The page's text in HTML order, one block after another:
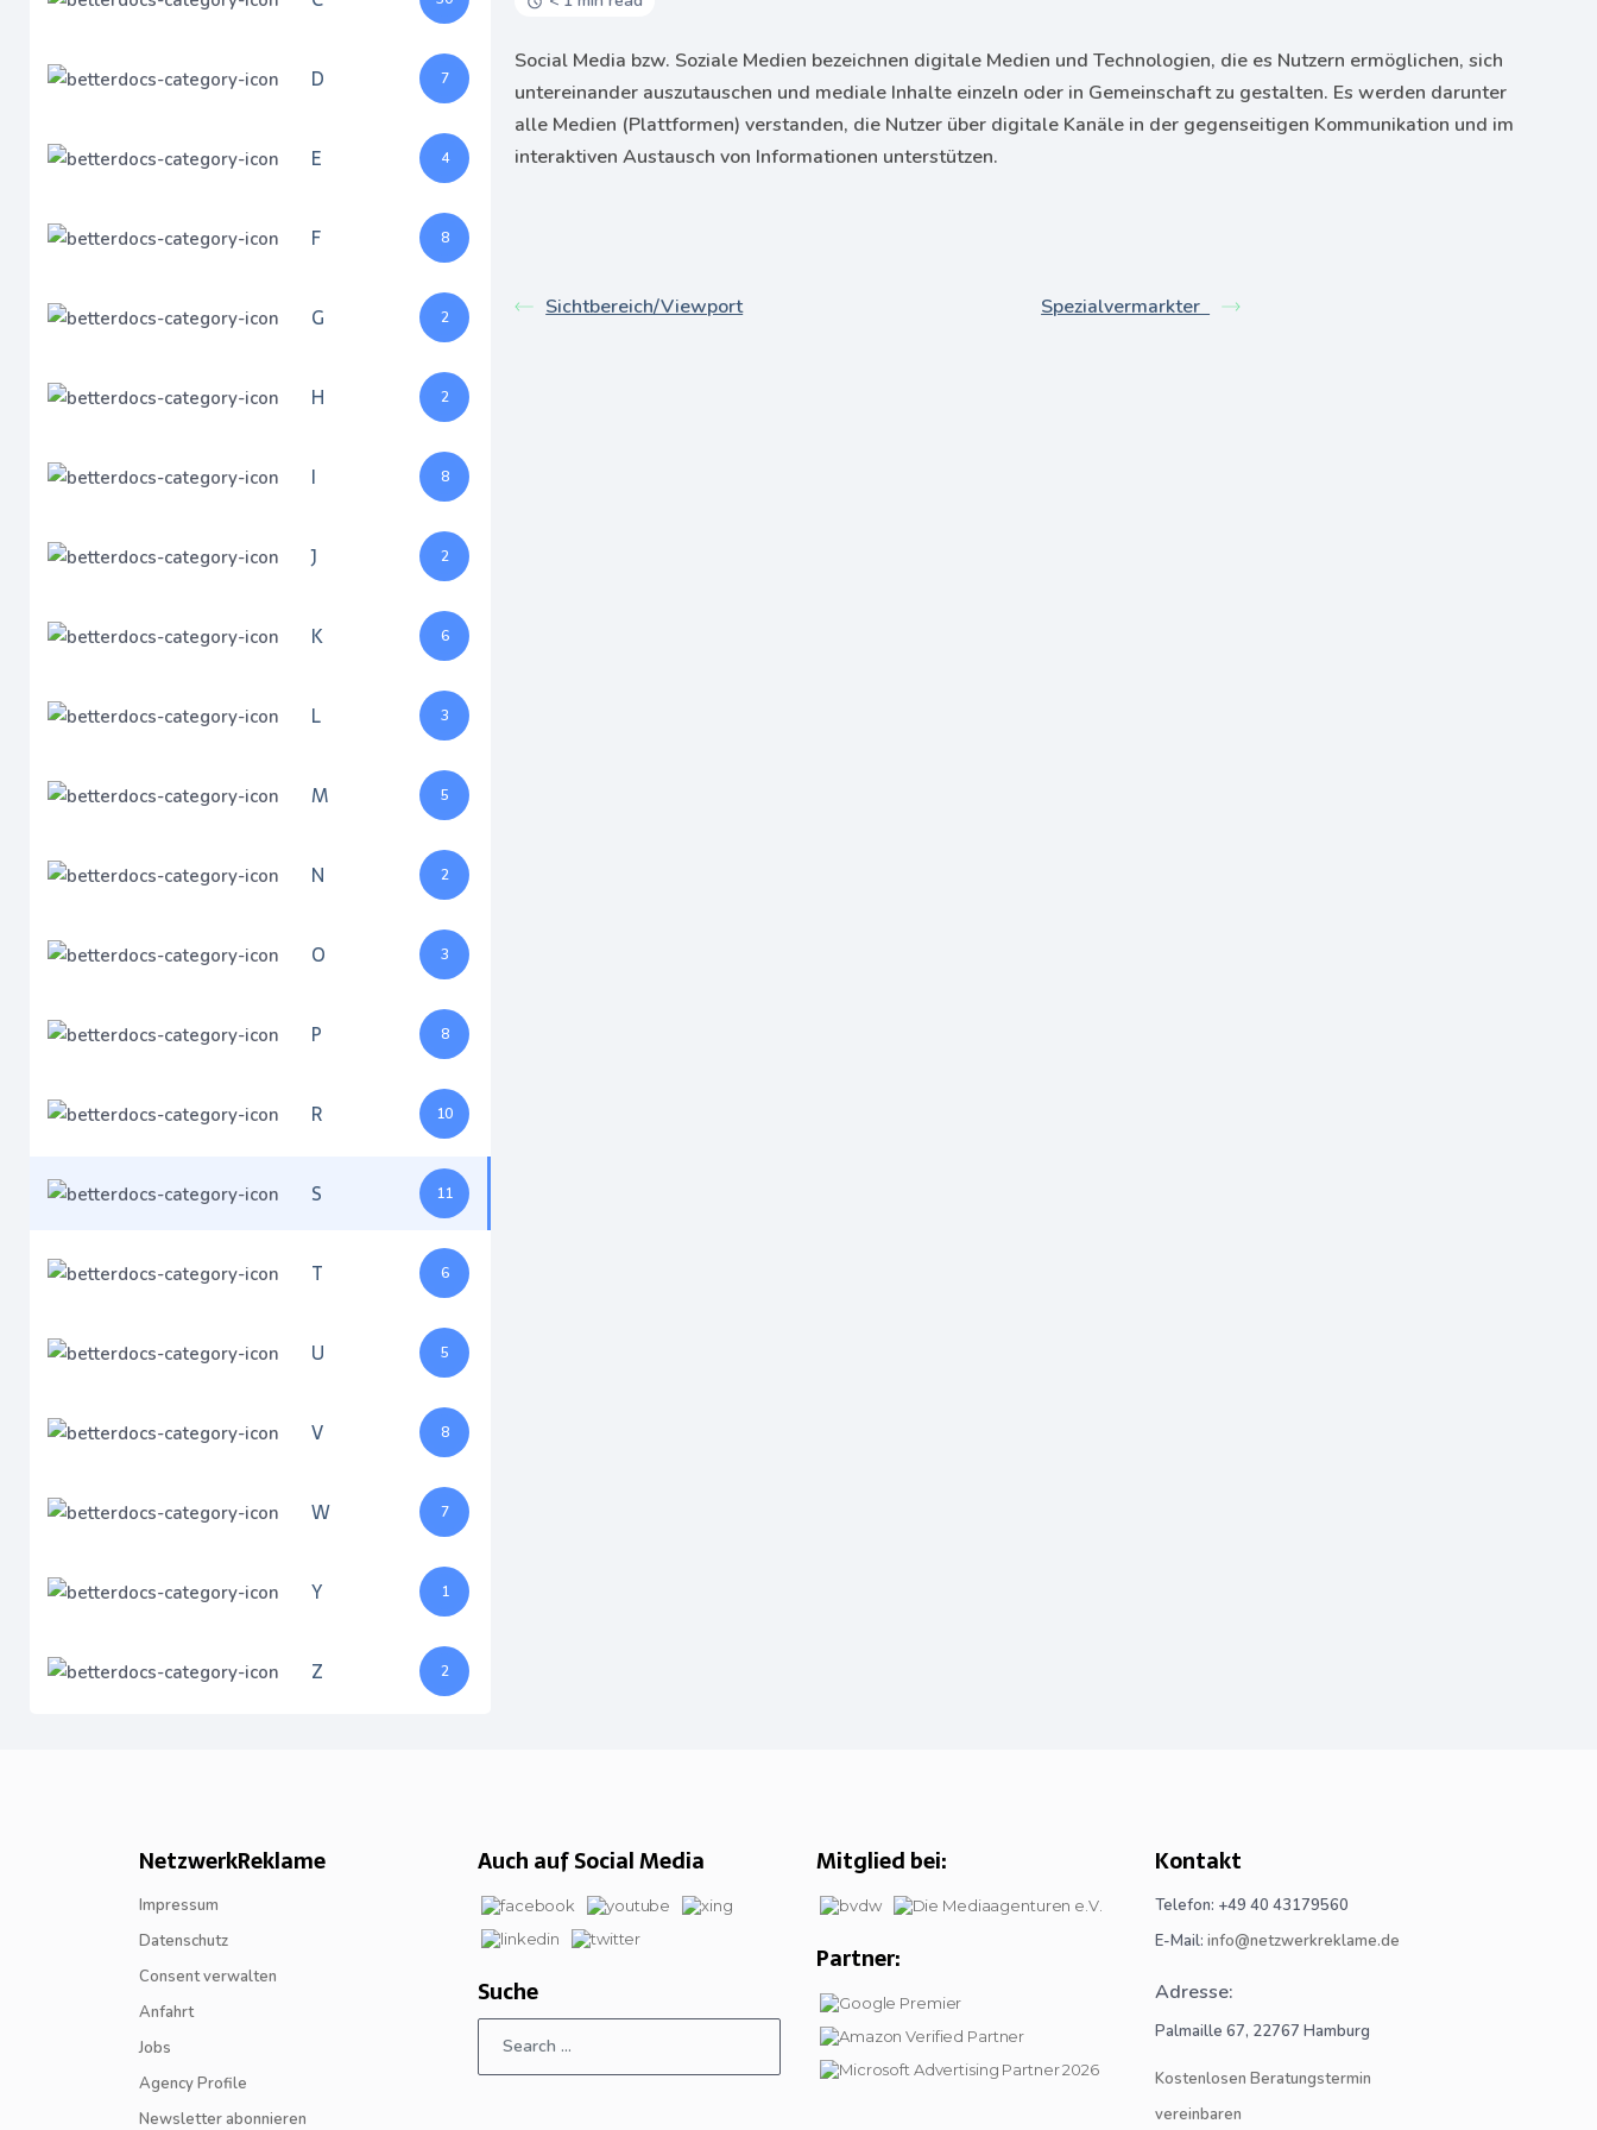
D 7
E 4
F 8
G 2
H 2
I 8
J 2
K 6
L 3
M 5
N 2
O 3
P 8
R 10
S 11
T 6
U 5
V 8
W 7
Y 1
Z 2
Social Media bzw. Soziale Medien bezeichnen digitale Medien und Technologien, die es Nutzern ermöglichen, sich
untereinander auszutauschen und mediale Inhalte einzeln oder in Gemeinschaft zu gestalten. Es werden darunter
alle Medien (Plattformen) verstanden, die Nutzer über digitale Kanäle in der gegenseitigen Kommunikation und im
interaktiven Austausch von Informationen unterstützen.
Sichtbereich/Viewport Spezialvermarkter
NetzwerkReklame
Impressum
Datenschutz
Consent verwalten
Anfahrt
Jobs
Agency Profile
Newsletter abonnieren
Auch auf Social Media
Suche
Mitglied bei:
Partner:
Kontakt
Telefon: +49 40 43179560
E-Mail: info@netzwerkreklame.de
Adresse:
Palmaille 67, 22767 Hamburg
Kostenlosen Beratungstermin
vereinbaren